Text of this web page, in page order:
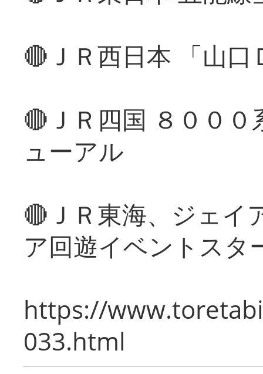
🔴ＪＲ西日本 「山
🔴ＪＲ四国 ８００
ューアル
🔴ＪＲ東海、ジェイ
ア回遊イベントスタ
https://
033.html